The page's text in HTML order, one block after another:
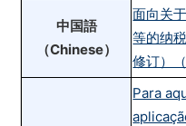
中国語
（Chinese）
面向关
等的纳
修订）
Para